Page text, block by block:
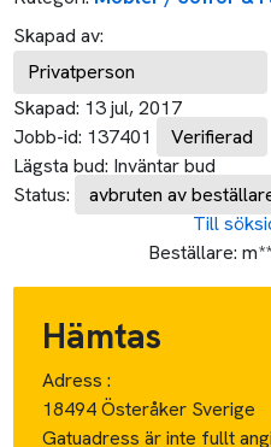
Skapad av:
Privatperson
Skapad: 13 jul, 2017
Jobb-id: 137401
Verifierad
Lägsta bud: Inväntar bud
Status:
avbruten av
Till
Beställare:
Hämtas
Adress :
18494 Österåker Sverige
Gatuadress är inte fullt